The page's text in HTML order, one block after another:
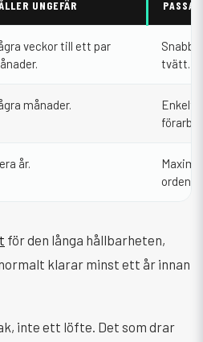
UNGEFÄR
veckor till ett par
Snabb
tvätt.
månader.
Enkelt
år.
för den långa hållbarheten,
klarar minst ett år innan
inte ett löfte. Det som drar